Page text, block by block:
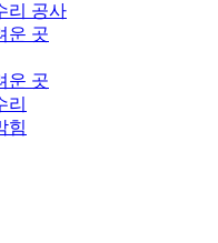
리 공사
운 곳
운 곳
리
힘